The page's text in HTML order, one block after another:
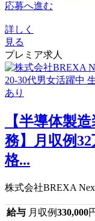
応募へ進む
詳しく
見る
プレミア求人
【半導体製
務】月収例
格...
株式会社BREXA
給与 月収例330,000